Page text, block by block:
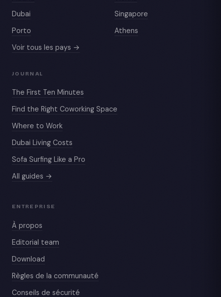
Dubai
Singapore
Porto
Athens
Voir tous les pays →
JOURNAL
The First Ten Minutes
Find the Right Coworking Space
Where to Work
Dubai Living Costs
Sofa Surfing Like a Pro
All guides →
ENTREPRISE
À propos
Editorial team
Download
Règles de la communauté
Conseils de sécurité